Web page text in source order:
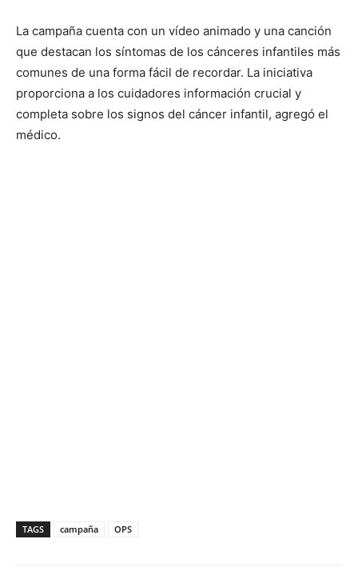
La campaña cuenta con un vídeo animado y una canción
que destacan los síntomas de los cánceres infantiles más
comunes de una forma fácil de recordar. La iniciativa
proporciona a los cuidadores información crucial y
completa sobre los signos del cáncer infantil, agregó el
médico.
TAGS campaña OPS